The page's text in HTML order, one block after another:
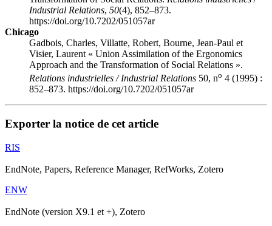
Industrial Relations, 50(4), 852–873.
https://doi.org/10.7202/051057ar
Chicago
Gadbois, Charles, Villatte, Robert, Bourne, Jean-Paul et
Visier, Laurent « Union Assimilation of the Ergonomics
Approach and the Transformation of Social Relations ».
Relations industrielles / Industrial Relations 50, no 4 (1995) :
852–873. https://doi.org/10.7202/051057ar
Exporter la notice de cet article
RIS
EndNote, Papers, Reference Manager, RefWorks, Zotero
ENW
EndNote (version X9.1 et +), Zotero